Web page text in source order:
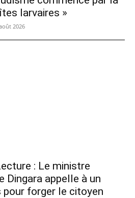
larvaires »
2026
: Le ministre
Dingara appelle à un
pour forger le citoyen